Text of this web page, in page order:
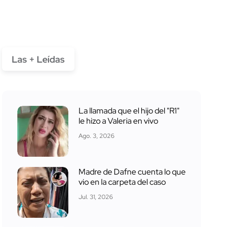
Las + Leídas
La llamada que el hijo del "R1"
le hizo a Valeria en vivo
Ago. 3, 2026
Madre de Dafne cuenta lo que
vio en la carpeta del caso
Jul. 31, 2026